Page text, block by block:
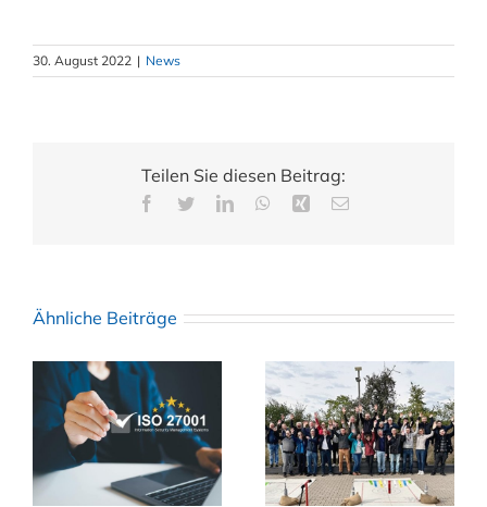
30. August 2022 | News
Teilen Sie diesen Beitrag:
Ähnliche Beiträge